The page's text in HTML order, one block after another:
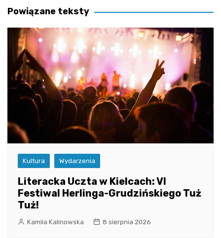
Powiązane teksty
Kultura Wydarzenia
Literacka Uczta w Kielcach: VI
Festiwal Herlinga-Grudzińskiego Tuż
Tuż!
Kamila Kalinowska 8 sierpnia 2026